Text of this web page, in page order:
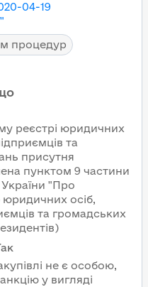
04-19
процедур
реєстрі юридичних
та
присутня
пунктом 9 частини
України "Про
осіб,
та громадських
не є особою,
у вигляді